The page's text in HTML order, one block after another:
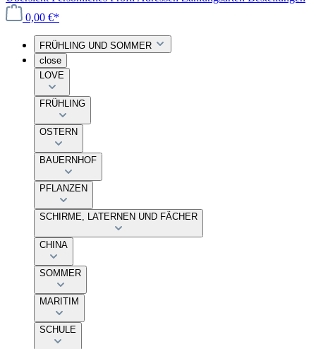
0,00 €*
FRÜHLING UND SOMMER
close
LOVE
FRÜHLING
OSTERN
BAUERNHOF
PFLANZEN
SCHIRME, LATERNEN UND FÄCHER
CHINA
SOMMER
MARITIM
SCHULE